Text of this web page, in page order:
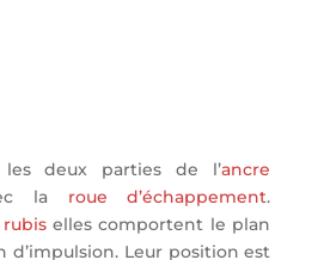
deux parties de l’ancre
la roue d’échappement.
rubiselles comportent le plan
d’impulsion. Leur position est